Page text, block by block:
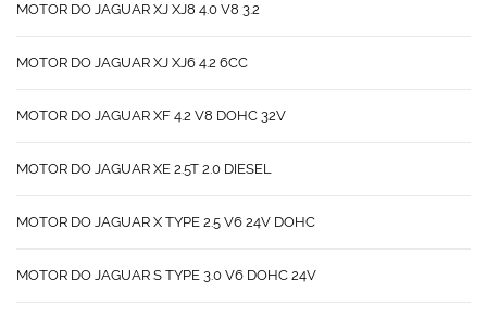
MOTOR DO JAGUAR XJ XJ8 4.0 V8 3.2
MOTOR DO JAGUAR XJ XJ6 4.2 6CC
MOTOR DO JAGUAR XF 4.2 V8 DOHC 32V
MOTOR DO JAGUAR XE 2.5T 2.0 DIESEL
MOTOR DO JAGUAR X TYPE 2.5 V6 24V DOHC
MOTOR DO JAGUAR S TYPE 3.0 V6 DOHC 24V